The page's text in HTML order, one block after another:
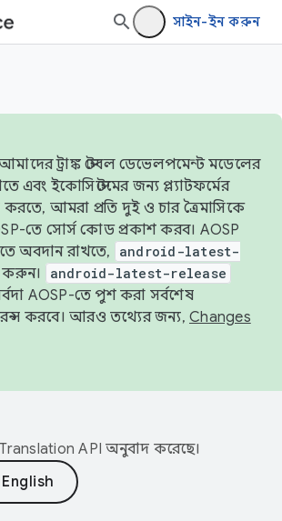
সাইন-ইন করুন
ট্রাঙ্ক স্টেবল ডেভেলপমেন্ট মডেলের
এবং ইকোসিস্টেমের জন্য প্ল্যাটফর্মের
করতে, আমরা প্রতি দুই ও চার ত্রৈমাসিকে
তে সোর্স কোড প্রকাশ করব। AOSP
অবদান রাখতে,
android-latest-
করুন। android-latest-release
সর্বদা AOSP-তে পুশ করা সর্বশেষ
করবে। আরও তথ্যের জন্য, Changes
API অনুবাদ করেছে।